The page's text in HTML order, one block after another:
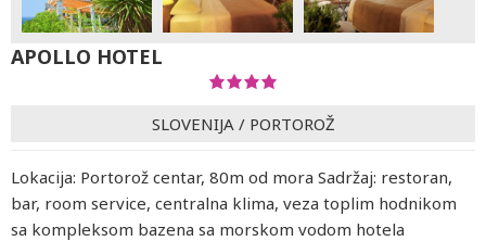
APOLLO HOTEL
SLOVENIJA / PORTOROŽ
Lokacija: Portorož centar, 80m od mora Sadržaj: restoran,
bar, room service, centralna klima, veza toplim hodnikom
sa kompleksom bazena sa morskom vodom hotela